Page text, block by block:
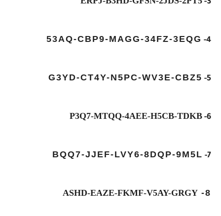
4-
53AQ-CBP9-MAGG-34FZ-3EQG
5-
G3YD-CT4Y-N5PC-WV3E-CBZ5
6-
P3Q7-MTQQ-4AEE-H5CB-TDKB
7-
BQQ7-JJEF-LVY6-8DQP-9M5L
8-
ASHD-EAZE-FKMF-V5AY-GRGY